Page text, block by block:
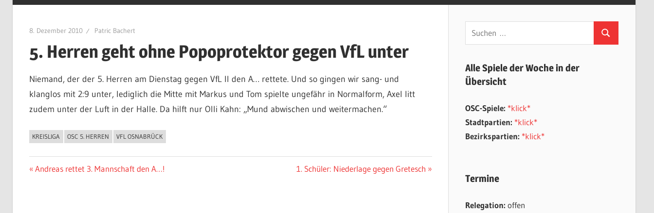
8. Dezember 2010 Patric Bachert
5. Herren geht ohne Popoprotektor gegen VfL unter
Niemand, der der 5. Herren am Dienstag gegen VfL II den A… rettete. Und so gingen wir sang- und
klanglos mit 2:9 unter, lediglich die Mitte mit Markus und Tom spielte ungefähr in Normalform, Axel litt
zudem unter der Luft in der Halle. Da hilft nur Olli Kahn: „Mund abwischen und weitermachen.“
ALLGEMEIN
KREISLIGA OSC 5. HERREN VFL OSNABRÜCK
Beitragsnavigation
Vorheriger
Andreas rettet 3. Mannschaft den A…!
Nächster
1. Schüler: Niederlage gegen Gretesch
Suchen
nach:
Suchen
Alle Spiele der Woche in der
Übersicht
OSC-Spiele: *klick*
Stadtpartien: *klick*
Bezirkspartien: *klick*
Termine
Relegation: offen